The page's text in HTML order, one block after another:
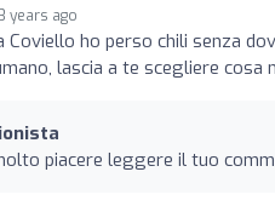
years ago
Coviello ho perso chili senza
lascia a te scegliere cosa
piacere leggere il tuo